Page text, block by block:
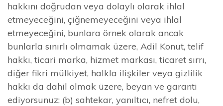
hakkını doğrudan veya dolaylı olarak ihlal
etmeyeceğini, çiğnemeyeceğini veya ihlal
etmeyeceğini, bunlara örnek olarak ancak
bunlarla sınırlı olmamak üzere, Adil Konut, telif
hakkı, ticari marka, hizmet markası, ticaret sırrı,
diğer fikri mülkiyet, halkla ilişkiler veya gizlilik
hakkı da dahil olmak üzere, beyan ve garanti
ediyorsunuz; (b) sahtekar, yanıltıcı, nefret dolu,